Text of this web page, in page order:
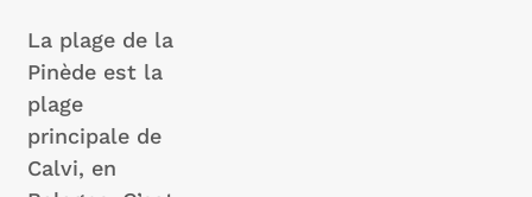
La plage de la
Pinède est la
plage
principale de
Calvi, en